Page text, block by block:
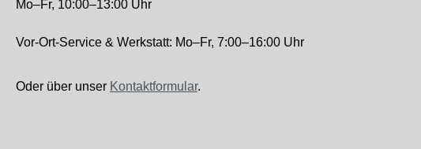
Mo–Fr, 10:00–13:00 Uhr
Vor-Ort-Service & Werkstatt: Mo–Fr, 7:00–16:00 Uhr
Oder über unser Kontaktformular.